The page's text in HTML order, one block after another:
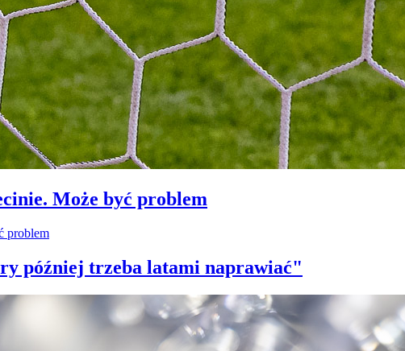
Może być problem
później trzeba latami naprawiać"